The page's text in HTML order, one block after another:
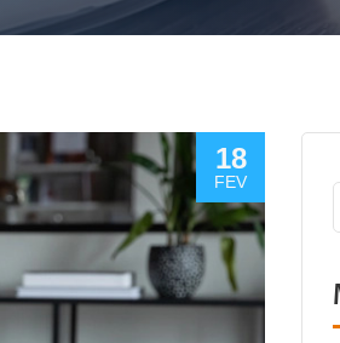
18
FEV